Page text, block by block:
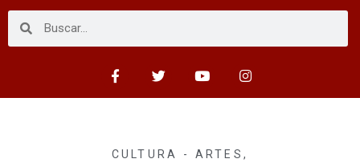
CULTURA - ARTES,